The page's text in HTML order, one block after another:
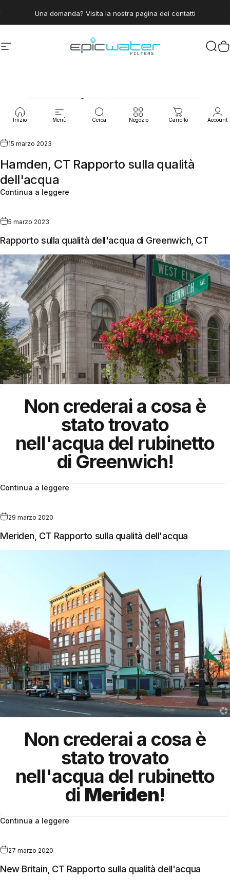
Risparmia il 15% iscrivendoti al club dell'acqua pulita
Navigazione del sitoEpic Water Filters USA
Inizio Menù Cerca Negozio Carrello Account
Perdite d'acqua
15 marzo 2023
Hamden, CT Rapporto sulla qualità
dell'acqua
Continua a leggere
5 marzo 2023
Rapporto sulla qualità dell'acqua di Greenwich, CT
Non crederai a cosa è
stato trovato
nell'acqua del rubinetto
di Greenwich!
Continua a leggere
29 marzo 2020
Meriden, CT Rapporto sulla qualità dell'acqua
Non crederai a cosa è
stato trovato
nell'acqua del rubinetto
di Meriden!
Continua a leggere
27 marzo 2020
New Britain, CT Rapporto sulla qualità dell'acqua